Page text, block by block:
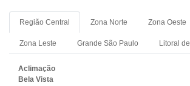
Região Central Zona Norte Zona Oeste
Zona Leste Grande São Paulo Litoral
Aclimação
Bela Vista